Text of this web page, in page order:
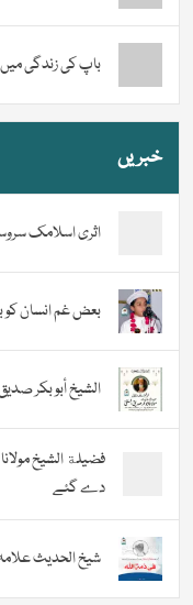
باپ کی زندگی میں
خبریں
اثری اسلامک
بعض غم انسان کو
الشيخ أبو بكر
فضیلة الشيخ
دے گئے
شیخ الحدیث